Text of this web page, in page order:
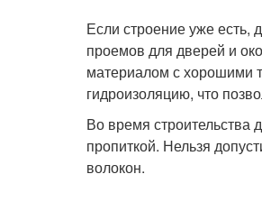
Если строение уже есть,
проемов для дверей и
материалом с хорошими
гидроизоляцию, что
Во время строительства
пропиткой. Нельзя
волокон.